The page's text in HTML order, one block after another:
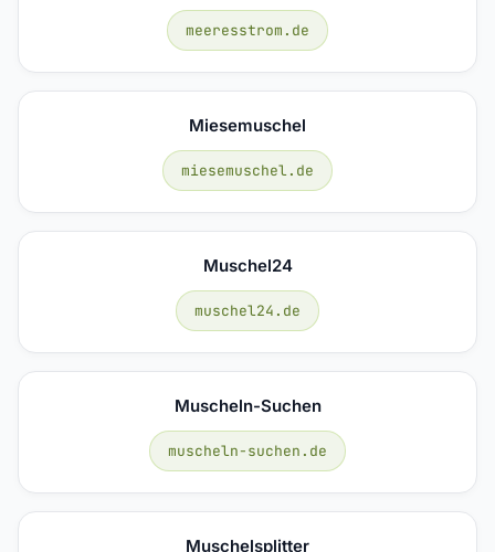
meeresstrom.de
Miesemuschel
miesemuschel.de
Muschel24
muschel24.de
Muscheln-Suchen
muscheln-suchen.de
Muschelsplitter